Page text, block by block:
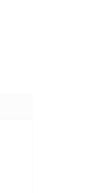
5 hvězdiček.